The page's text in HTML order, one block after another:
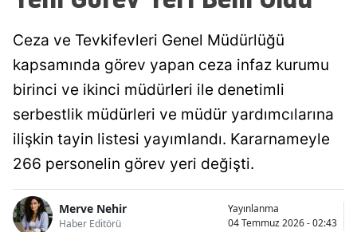
Ceza ve Tevkifevleri Genel Müdürlüğü
kapsamında görev yapan ceza infaz kurumu
birinci ve ikinci müdürleri ile denetimli
serbestlik müdürleri ve müdür yardımcılarına
ilişkin tayin listesi yayımlandı. Kararnameyle
266 personelin görev yeri değişti.
Merve Nehir
Haber Editörü
Yayınlanma
04 Temmuz 2026 - 02:43